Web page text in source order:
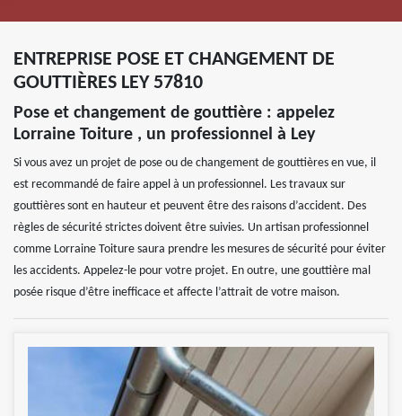
ENTREPRISE POSE ET CHANGEMENT DE
GOUTTIÈRES LEY 57810
Pose et changement de gouttière : appelez
Lorraine Toiture , un professionnel à Ley
Si vous avez un projet de pose ou de changement de gouttières en vue, il
est recommandé de faire appel à un professionnel. Les travaux sur
gouttières sont en hauteur et peuvent être des raisons d’accident. Des
règles de sécurité strictes doivent être suivies. Un artisan professionnel
comme Lorraine Toiture saura prendre les mesures de sécurité pour éviter
les accidents. Appelez-le pour votre projet. En outre, une gouttière mal
posée risque d’être inefficace et affecte l’attrait de votre maison.